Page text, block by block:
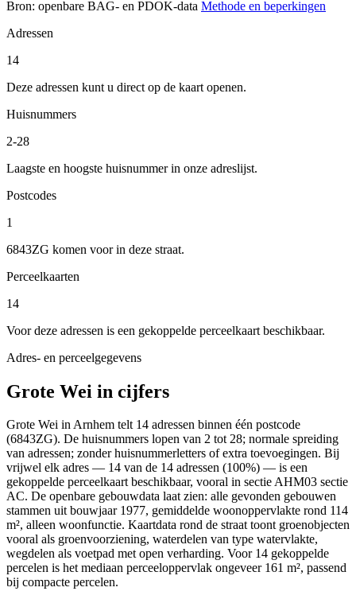
Bron: openbare BAG- en PDOK-data Methode en beperkingen
Adressen
14
Deze adressen kunt u direct op de kaart openen.
Huisnummers
2-28
Laagste en hoogste huisnummer in onze adreslijst.
Postcodes
1
6843ZG komen voor in deze straat.
Perceelkaarten
14
Voor deze adressen is een gekoppelde perceelkaart beschikbaar.
Adres- en perceelgegevens
Grote Wei in cijfers
Grote Wei in Arnhem telt 14 adressen binnen één postcode
(6843ZG). De huisnummers lopen van 2 tot 28; normale spreiding
van adressen; zonder huisnummerletters of extra toevoegingen. Bij
vrijwel elk adres — 14 van de 14 adressen (100%) — is een
gekoppelde perceelkaart beschikbaar, vooral in sectie AHM03 sectie
AC. De openbare gebouwdata laat zien: alle gevonden gebouwen
stammen uit bouwjaar 1977, gemiddelde woonoppervlakte rond 114
m², alleen woonfunctie. Kaartdata rond de straat toont groenobjecten
vooral als groenvoorziening, waterdelen van type watervlakte,
wegdelen als voetpad met open verharding. Voor 14 gekoppelde
percelen is het mediaan perceeloppervlak ongeveer 161 m², passend
bij compacte percelen.